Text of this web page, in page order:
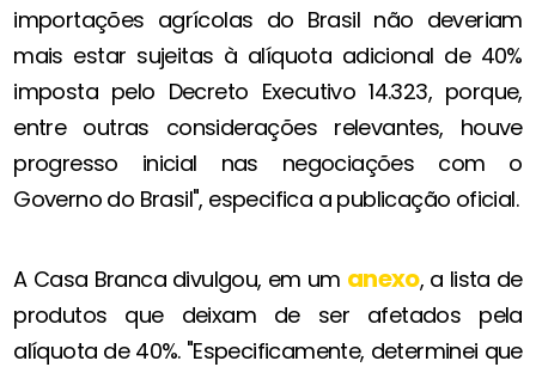
importações agrícolas do Brasil não deveriam
mais estar sujeitas à alíquota adicional de 40%
imposta pelo Decreto Executivo 14.323, porque,
entre outras considerações relevantes, houve
progresso inicial nas negociações com o
Governo do Brasil", especifica a publicação oficial.
A Casa Branca divulgou, em um anexo, a lista de
produtos que deixam de ser afetados pela
alíquota de 40%. "Especificamente, determinei que